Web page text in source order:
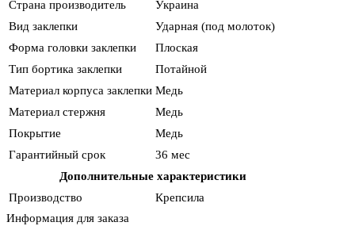
Страна производитель
Украина
Вид заклепки
Ударная (под молоток)
Форма головки заклепки
Плоская
Тип бортика заклепки
Потайной
Материал корпуса заклепки Медь
Материал стержня
Медь
Покрытие
Медь
Гарантийный срок
36 мес
Дополнительные характеристики
Производство
Крепсила
Информация для заказа